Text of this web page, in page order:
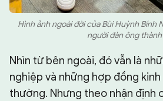
Hình ảnh ngoài đời của Bùi Huỳnh Bính
người đàn ông thành
Nhìn từ bên ngoài, đó vẫn là
nghiệp và những hợp đồng
thường. Nhưng theo nhận định